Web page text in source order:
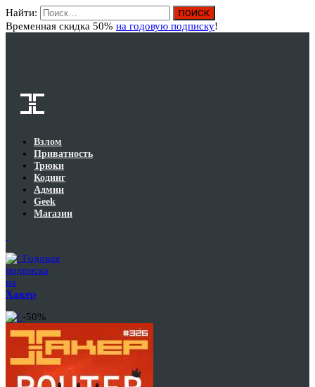
Найти:
Временная скидка 50% на годовую подписку!
Взлом
Приватность
Трюки
Кодинг
Админ
Geek
Магазин
Годовая
подписка
на
Хакер
-50%